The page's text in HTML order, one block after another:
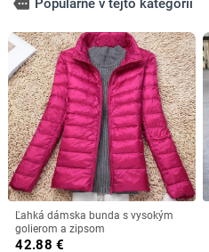
more Populárne v tejto kategórii
Ľahká dámska bunda s vysokým
golierom a zipsom
42.88 €